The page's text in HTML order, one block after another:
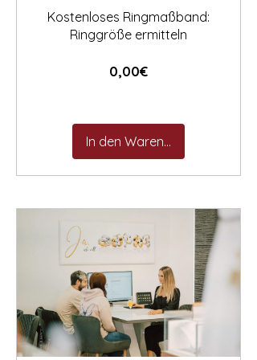
Kostenloses Ringmaßband:
Ringgröße ermitteln
0,00€Preis
In den Warenkorb